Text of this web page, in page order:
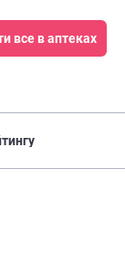
все в аптеках